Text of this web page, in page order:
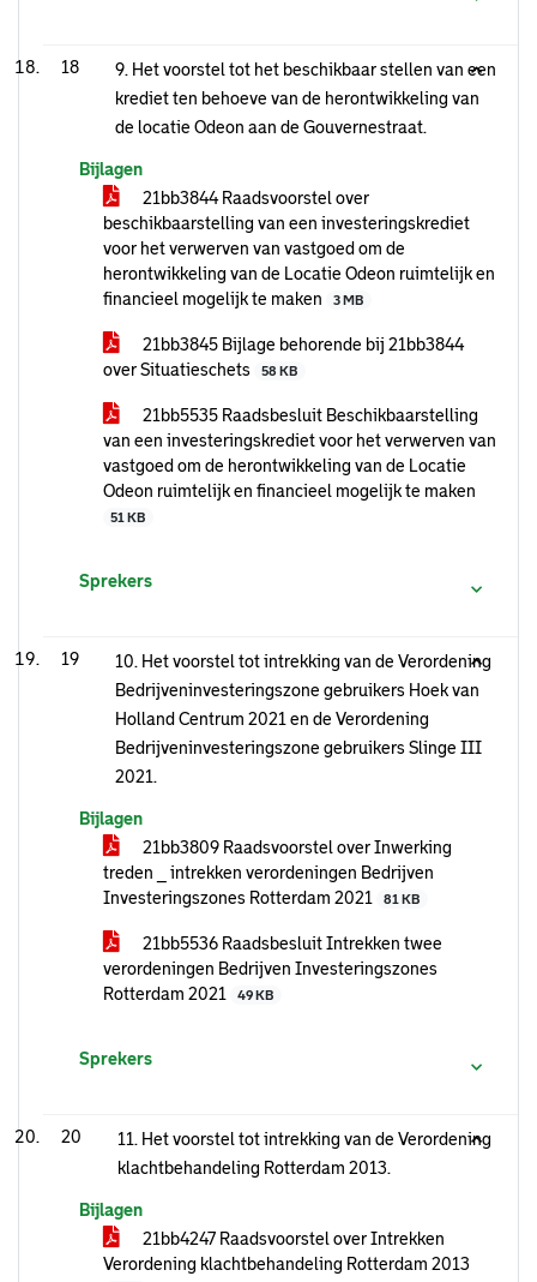
18
9. Het voorstel tot het beschikbaar stellen van een
krediet ten behoeve van de herontwikkeling van
de locatie Odeon aan de Gouvernestraat.
Bijlagen
21bb3844 Raadsvoorstel over
beschikbaarstelling van een investeringskrediet
voor het verwerven van vastgoed om de
herontwikkeling van de Locatie Odeon ruimtelijk en
financieel mogelijk te maken
3 MB
21bb3845 Bijlage behorende bij 21bb3844
over Situatieschets
58 KB
21bb5535 Raadsbesluit Beschikbaarstelling
van een investeringskrediet voor het verwerven van
vastgoed om de herontwikkeling van de Locatie
Odeon ruimtelijk en financieel mogelijk te maken
51 KB
Sprekers
19
10. Het voorstel tot intrekking van de Verordening
Bedrijveninvesteringszone gebruikers Hoek van
Holland Centrum 2021 en de Verordening
Bedrijveninvesteringszone gebruikers Slinge III
2021.
Bijlagen
21bb3809 Raadsvoorstel over Inwerking
treden _ intrekken verordeningen Bedrijven
Investeringszones Rotterdam 2021
81 KB
21bb5536 Raadsbesluit Intrekken twee
verordeningen Bedrijven Investeringszones
Rotterdam 2021
49 KB
Sprekers
20
11. Het voorstel tot intrekking van de Verordening
klachtbehandeling Rotterdam 2013.
Bijlagen
21bb4247 Raadsvoorstel over Intrekken
Verordening klachtbehandeling Rotterdam 2013